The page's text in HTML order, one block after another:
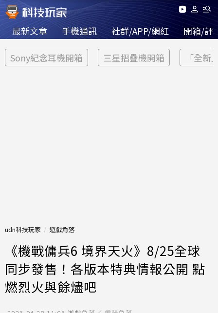
最新文章 手機通訊 社群/APP/網紅 開箱/評
Sony紀念耳機開箱 三星摺疊機開箱 「全新
udn科技玩家 遊戲角落
《機戰傭兵6 境界天火》8/25全球
同步發售！各版本特典情報公開 點
燃烈火與餘燼吧